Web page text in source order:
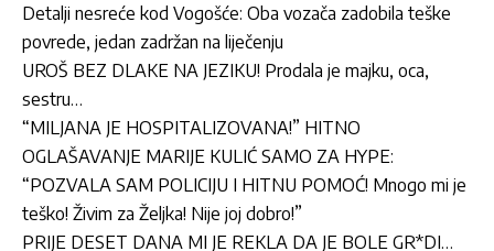
Detalji nesreće kod Vogošće: Oba vozača zadobila teške
povrede, jedan zadržan na liječenju
UROŠ BEZ DLAKE NA JEZIKU! Prodala je majku, oca,
sestru…
“MILJANA JE HOSPITALIZOVANA!” HITNO
OGLAŠAVANJE MARIJE KULIĆ SAMO ZA HYPE:
“POZVALA SAM POLICIJU I HITNU POMOĆ! Mnogo mi je
teško! Živim za Željka! Nije joj dobro!”
PRIJE DESET DANA MI JE REKLA DA JE BOLE GR*DI…